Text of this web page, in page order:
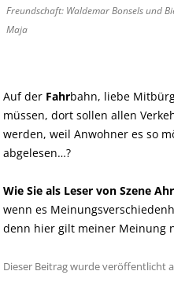
Freundschaft: Waldemar Bonsels und
Maja
Auf der Fahrbahn, liebe
müssen, dort sollen allen
werden, weil Anwohner es so
abgelesen…?
Wie Sie als Leser von Szene
wenn es
denn hier gilt meiner Meinung
Dieser Beitrag wurde veröffentlicht